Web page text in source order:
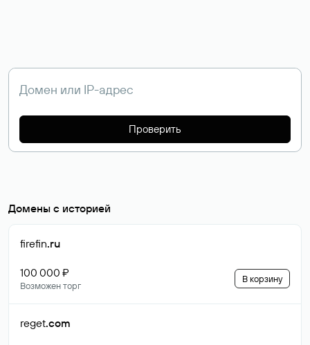
Проверить
Домены с историей
firefin.ru
100 000 ₽
Возможен торг
В корзину
reget.com